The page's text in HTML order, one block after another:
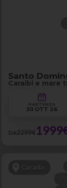
Santo
Caraibi e mare
PARTENZA
30 OTT 26
DA2299€
Caraibi